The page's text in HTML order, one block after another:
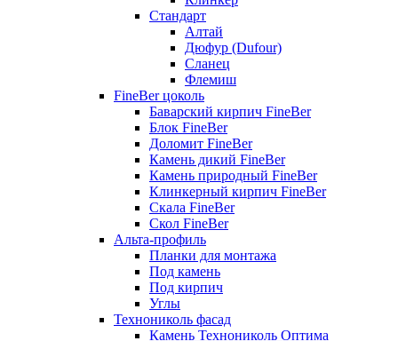
Стандарт
Алтай
Дюфур (Dufour)
Сланец
Флемиш
FineBer цоколь
Баварский кирпич FineBer
Блок FineBer
Доломит FineBer
Камень дикий FineBer
Камень природный FineBer
Клинкерный кирпич FineBer
Скала FineBer
Скол FineBer
Альта-профиль
Планки для монтажа
Под камень
Под кирпич
Углы
Технониколь фасад
Камень Технониколь Оптима